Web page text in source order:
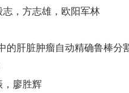
，方志雄，欧阳军林
的肝脏肿瘤自动精确鲁棒分
，廖胜辉